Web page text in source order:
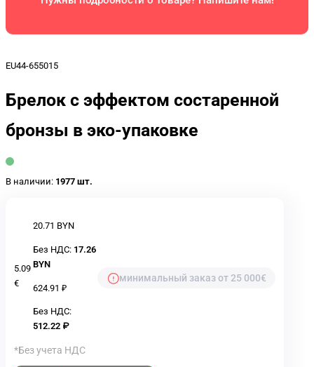
EU44-655015
Брелок с эффектом состаренной
бронзы в эко-упаковке
В наличии: 1977 шт.
5.09
€
20.71 BYN
Без НДС: 17.26
BYN
624.91 ₽
Без НДС:
512.22 ₽
минимальный заказ от 25 000€
*Без учета НДС